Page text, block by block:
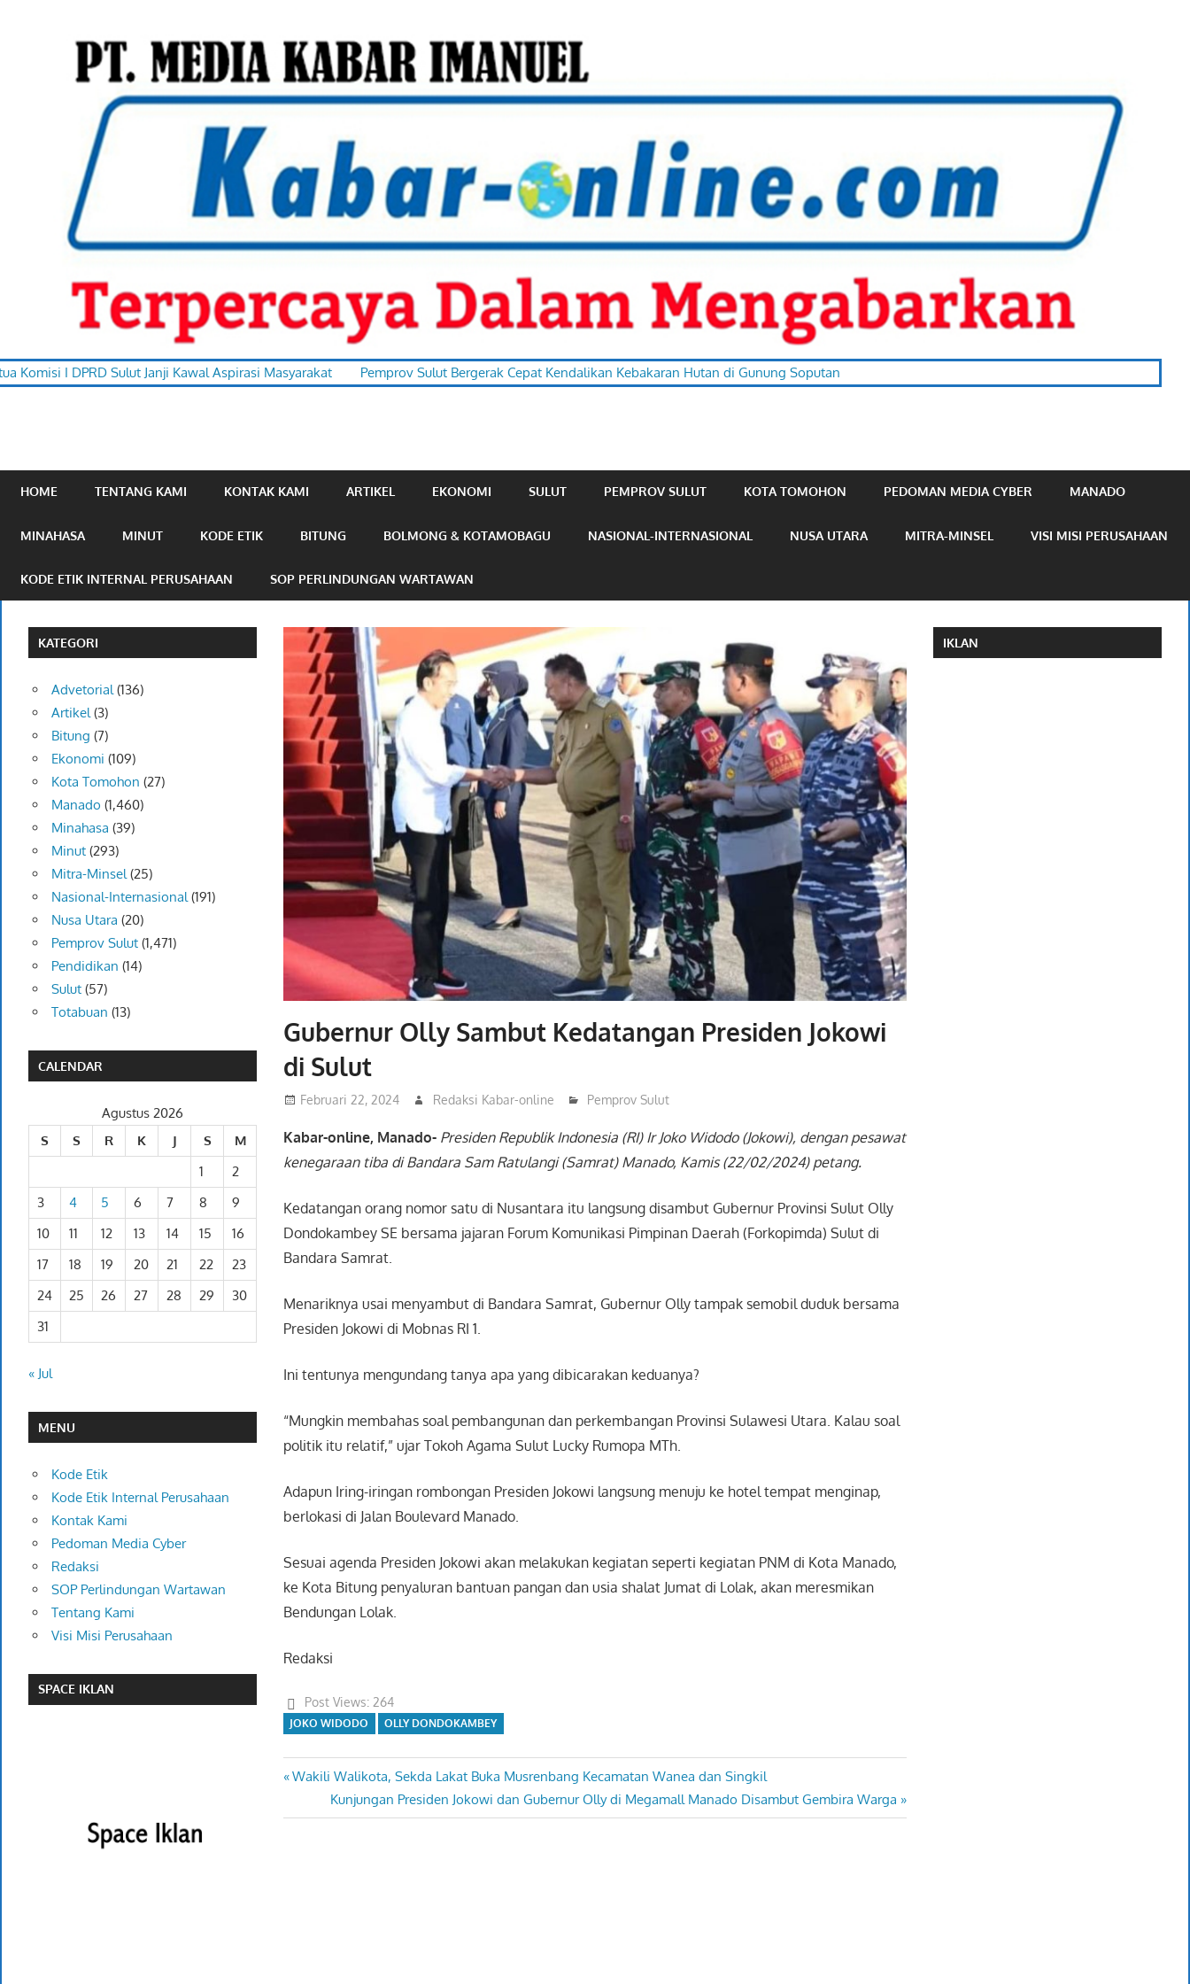
kabar-
terpercaya
dalam
Sulut Janji Kawal Aspirasi Masyarakat Pemprov Sulut Bergerak Cepat Kendalikan Kebakaran Hutan di Gunung Soputan
HOME TENTANG KAMI KONTAK KAMI ARTIKEL EKONOMI SULUT PEMPROV SULUT KOTA TOMOHON PEDOMAN MEDIA CYBER MANADO
MINAHASA MINUT KODE ETIK BITUNG BOLMONG & KOTAMOBAGU NASIONAL-INTERNASIONAL NUSA UTARA MITRA-MINSEL VISI MISI PERUSAHAAN
KODE ETIK INTERNAL PERUSAHAAN SOP PERLINDUNGAN WARTAWAN
Gubernur Olly Sambut Kedatangan Presiden Jokowi
di Sulut
Februari 22, 2024 Redaksi Kabar-online Pemprov Sulut
Kabar-online, Manado- Presiden Republik Indonesia (RI) Ir Joko Widodo (Jokowi), dengan pesawat
kenegaraan tiba di Bandara Sam Ratulangi (Samrat) Manado, Kamis (22/02/2024) petang.
Kedatangan orang nomor satu di Nusantara itu langsung disambut Gubernur Provinsi Sulut Olly
Dondokambey SE bersama jajaran Forum Komunikasi Pimpinan Daerah (Forkopimda) Sulut di
Bandara Samrat.
Menariknya usai menyambut di Bandara Samrat, Gubernur Olly tampak semobil duduk bersama
Presiden Jokowi di Mobnas RI 1.
Ini tentunya mengundang tanya apa yang dibicarakan keduanya?
“Mungkin membahas soal pembangunan dan perkembangan Provinsi Sulawesi Utara. Kalau soal
politik itu relatif,” ujar Tokoh Agama Sulut Lucky Rumopa MTh.
Adapun Iring-iringan rombongan Presiden Jokowi langsung menuju ke hotel tempat menginap,
berlokasi di Jalan Boulevard Manado.
Sesuai agenda Presiden Jokowi akan melakukan kegiatan seperti kegiatan PNM di Kota Manado,
ke Kota Bitung penyaluran bantuan pangan dan usia shalat Jumat di Lolak, akan meresmikan
Bendungan Lolak.
Redaksi
Post Views: 264
JOKO WIDODO OLLY DONDOKAMBEY
Navigasi
pos
Previous
Wakili Walikota, Sekda Lakat Buka Musrenbang Kecamatan Wanea dan Singkil
Next
Post:
Kunjungan Presiden Jokowi dan Gubernur Olly di Megamall Manado Disambut Gembira Warga
KATEGORI
Advetorial(136)
Artikel(3)
Bitung (7)
Ekonomi (109)
Kota Tomohon (27)
Manado (1,460)
Minahasa (39)
Minut(293)
Mitra-Minsel(25)
Nasional-Internasional(191)
Nusa Utara (20)
Pemprov Sulut(1,471)
Pendidikan (14)
Sulut(57)
Totabuan (13)
CALENDAR
Agustus 2026
S
S R K J S
M
1
2
3
4 5 6 7 8
9
10
11 12 13 14 15
16
17
18 19 20 21 22
23
24
25 26 27 28 29
30
31
« Jul
MENU
Kode Etik
Kode Etik Internal Perusahaan
Kontak Kami
Pedoman Media Cyber
Redaksi
SOP Perlindungan Wartawan
Tentang Kami
Visi Misi Perusahaan
SPACE IKLAN
IKLAN